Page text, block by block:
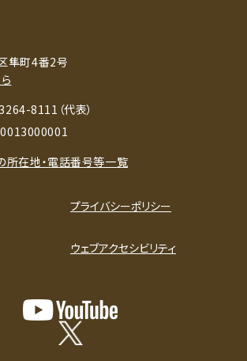
隼町4番2号
8111（代表）
所在地・電話番号等一覧
プライバシーポリシー
ウェブアクセシビリティ